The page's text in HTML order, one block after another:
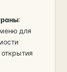
:
для